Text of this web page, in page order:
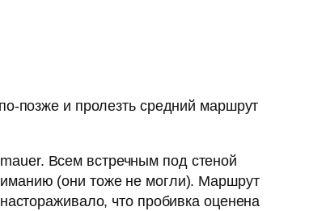
позже и пролезть средний маршрут
Всем встречным под стеной
(они тоже не могли). Маршрут
что пробивка оценена